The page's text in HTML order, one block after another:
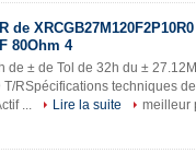
de
80Ohm 4
de ± de Tol de 32h du ±
T/RSpécifications techniques
...
Lire la suite
meilleur